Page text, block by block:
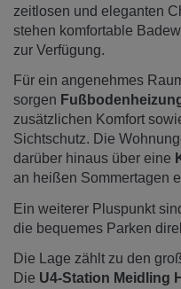
zeitlosen und eleganten
stehen komfortable
zur Verfügung.
Für ein angenehmes
sorgen
zusätzlichen Komfort
Sichtschutz. Die
darüber hinaus über eine
an heißen Sommertagen
Ein weiterer Pluspunkt
die bequemes Parken
Die Lage zählt zu den
Die U4-Station Meidling